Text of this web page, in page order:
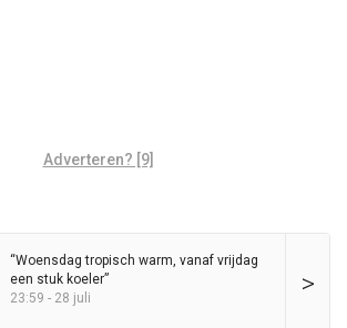
Adverteren? [9]
>
“Woensdag tropisch warm, vanaf vrijdag
een stuk koeler”
23:59 - 28 juli